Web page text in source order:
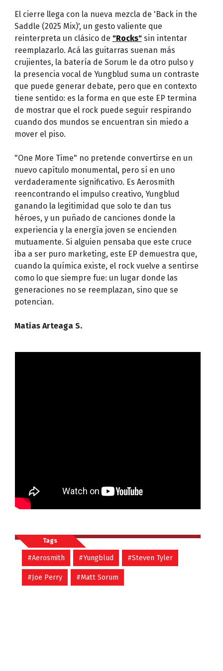
El cierre llega con la nueva mezcla de 'Back in the
Saddle (2025 Mix)', un gesto valiente que
reinterpreta un clásico de "Rocks"sin intentar
reemplazarlo. Acá las guitarras suenan más
crujientes, la batería de Sorum le da otro pulso y
la presencia vocal de Yungblud suma un contraste
que puede generar debate, pero que en contexto
tiene sentido: es la forma en que este EP termina
de mostrar que el rock puede seguir respirando
cuando dos mundos se encuentran sin miedo a
mover el piso.
"One More Time" no pretende convertirse en un
nuevo capítulo monumental, pero sí en uno
verdaderamente significativo. Es Aerosmith
reencontrando el impulso creativo, Yungblud
ganando la legitimidad que solo te dan tus
héroes, y un puñado de canciones donde la
experiencia y la energía joven se encienden
mutuamente. Si alguien pensaba que este cruce
iba a ser puro marketing, este EP demuestra que,
cuando la química existe, el rock vuelve a sentirse
como lo que siempre fue: un lugar donde las
generaciones no se reemplazan, sino que se
potencian.
Matias Arteaga S.
Tags
#Aerosmith #Yungblud #Steven Tyler
#Joe Perry #Matt Sorum